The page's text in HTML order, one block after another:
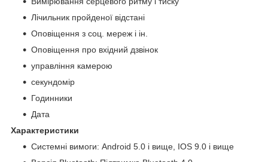
Лічильник пройденої відстані
Оповіщення з соц. мереж і ін.
Оповіщення про вхідний дзвінок
управління камерою
секундомір
Годинники
Дата
Характеристики
Системні вимоги: Android 5.0 і вище, IOS 9.0 і вище